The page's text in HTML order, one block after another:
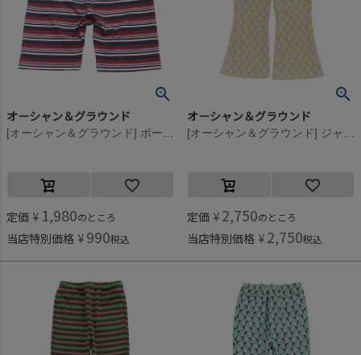
オーシャン＆グラウンド
[オーシャン＆グラウンド] ボーダーサイクルショーツ ネイビー(NV)
定価 ¥ 1,980のところ
当店特別価格 ¥ 990税込
オーシャン＆グラウンド
[オーシャン＆グラウンド] ジャガードフレアパンツ イエロー(YE)
定価 ¥ 2,750のところ
当店特別価格 ¥ 2,750税込